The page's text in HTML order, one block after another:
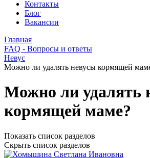
Контакты
Блог
Вакансии
Главная
FAQ - Вопросы и ответы
Невус
Можно ли удалять невусы кормящей
Можно ли удалять
кормящей маме?
Показать список разделов
Скрыть список разделов